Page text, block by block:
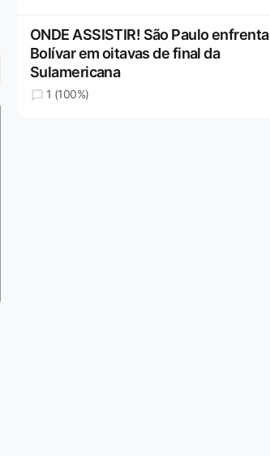
ONDE ASSISTIR! São Paulo enfrenta
Bolívar em oitavas de final da
Sulamericana
1 (100%)